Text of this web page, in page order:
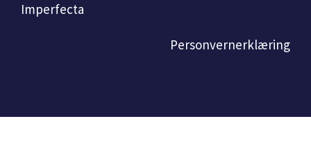
Imperfecta
Personvernerklæring